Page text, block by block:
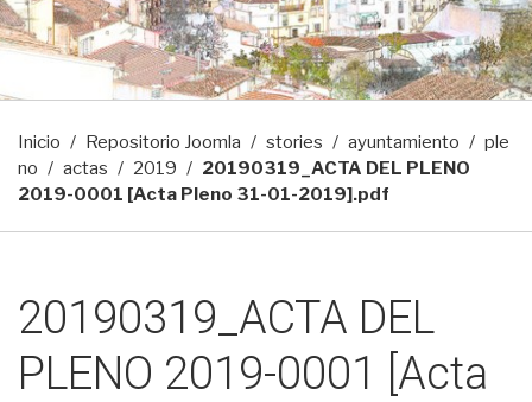
Inicio Repositorio Joomla stories ayuntamiento
ple
no
actas 2019
20190319_ACTA DEL PLENO
2019-0001 [Acta Pleno 31-01-2019].pdf
20190319_ACTA DEL
PLENO 2019-0001 [Acta